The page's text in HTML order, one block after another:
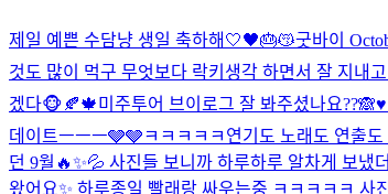
제일 예쁜 수담냥 생일 축하해🤍🖤🎂😽굿바이
것도 많이 먹구 무엇보다 락키생각 하면서 잘 지내
겠다🐵🍂🍁미주투어 브이로그 잘 봐주셨나요
데이트ㅡㅡㅡ🩶🩶ㅋㅋㅋㅋㅋ 연기도 노래도 연출
던 9월🔥✨💦 사진들 보니까 하루하루 알차게 보
왔어요✨ 하루종일 빨래랑 싸우는중 ㅋㅋㅋㅋㅋ